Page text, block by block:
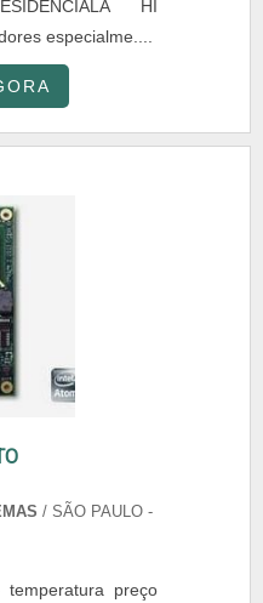
HI
especialme....
/ SÃO PAULO -
preço